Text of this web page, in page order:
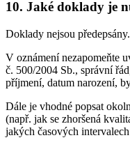
10. Jaké doklady je
Doklady nejsou předepsány.
V oznámení nezapomeňte
č. 500/2004 Sb., správní
příjmení, datum narození,
Dále je vhodné popsat
(např. jak se zhoršená
jakých časových